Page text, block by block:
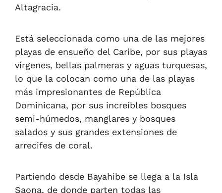
Altagracia.
Está seleccionada como una de las mejores
playas de ensueño del Caribe, por sus playas
vírgenes, bellas palmeras y aguas turquesas,
lo que la colocan como una de las playas
más impresionantes de República
Dominicana, por sus increíbles bosques
semi-húmedos, manglares y bosques
salados y sus grandes extensiones de
arrecifes de coral.
Partiendo desde Bayahibe se llega a la Isla
Saona, de donde parten todas las